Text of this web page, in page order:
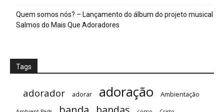
Quem somos nós? – Lançamento do álbum do projeto musical
Salmos do Mais Que Adoradores
Tags
adorador adorar adoração Ambientação